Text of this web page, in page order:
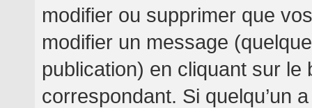
modifier ou supprimer que
modifier un message
publication) en cliquant sur le
correspondant. Si quelqu’un